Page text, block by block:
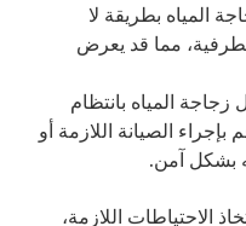
المياه بطريقة لا
مما قد يعرض
المياه بانتظام
الصيانة اللازمة أو
بشكل آمن.
الاحتياطات اللازمة،